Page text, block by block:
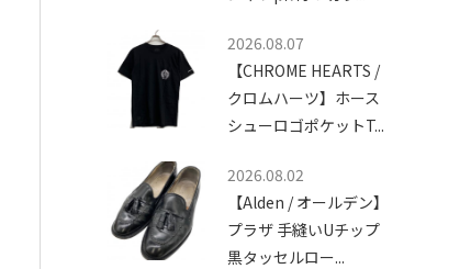
2026.08.07
【CHROME HEARTS /
クロムハーツ】ホース
シューロゴポケットT...
2026.08.02
【Alden / オールデン】
プラザ 手縫いUチップ
黒タッセルロー...